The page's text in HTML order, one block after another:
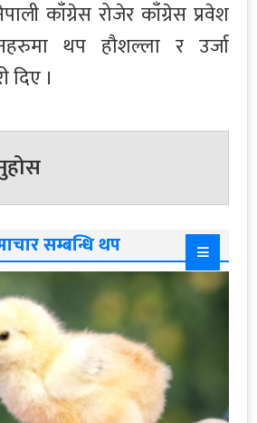
काँग्रेस रोजेर काँग्रेस प्रवेश
थप हौशल्ला र उर्जा
दिए ।
सम्बन्धि थप